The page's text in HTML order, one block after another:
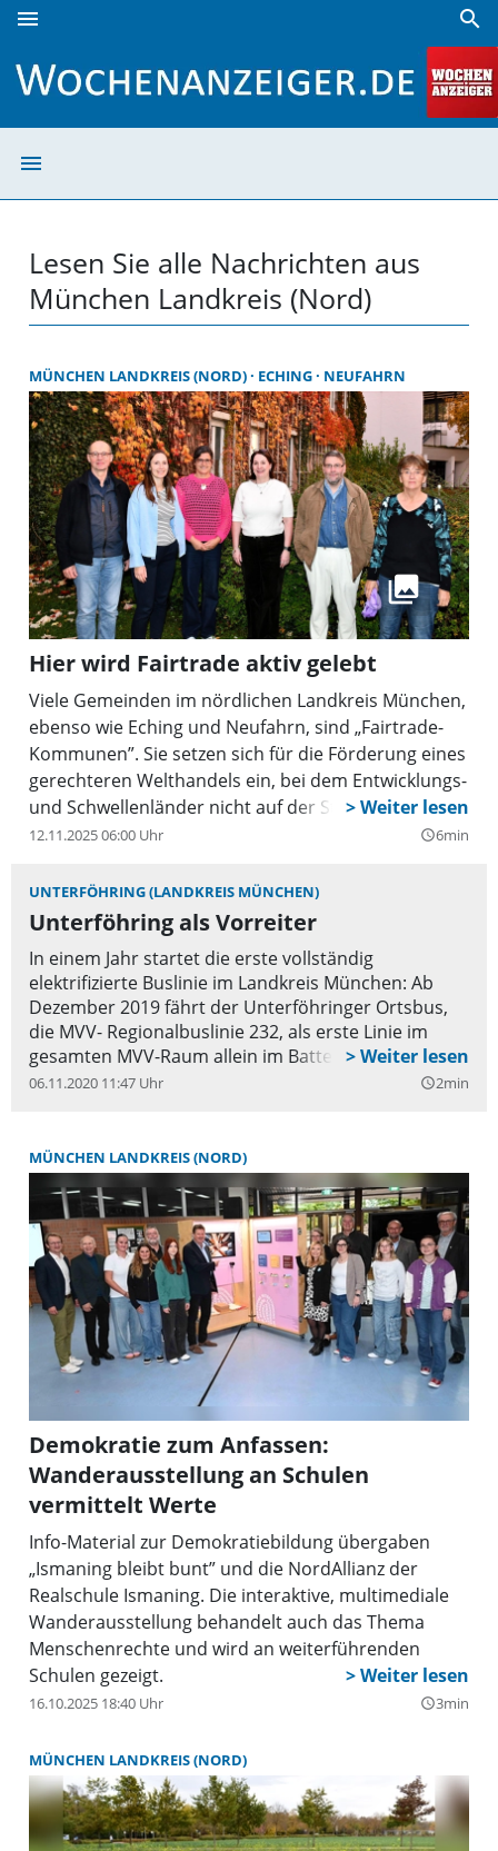
menu search
menu
Lesen Sie alle Nachrichten aus
München Landkreis (Nord)
MÜNCHEN LANDKREIS (NORD) ECHING NEUFAHRN
Hier wird Fairtrade aktiv gelebt
Viele Gemeinden im nördlichen Landkreis München,
ebenso wie Eching und Neufahrn, sind „Fairtrade-
Kommunen”. Sie setzen sich für die Förderung eines
gerechteren Welthandels ein, bei dem Entwicklungs-
und Schwellenländer nicht auf der Strecke bleiben.
12.11.2025 06:00 Uhr query_builder6min
UNTERFÖHRING (LANDKREIS MÜNCHEN)
Unterföhring als Vorreiter
In einem Jahr startet die erste vollständig
elektrifizierte Buslinie im Landkreis München: Ab
Dezember 2019 fährt der Unterföhringer Ortsbus,
die MVV- Regionalbuslinie 232, als erste Linie im
gesamten MVV-Raum allein im Batteriebetrieb.
06.11.2020 11:47 Uhr query_builder2min
MÜNCHEN LANDKREIS (NORD)
Demokratie zum Anfassen:
Wanderausstellung an Schulen
vermittelt Werte
Info-Material zur Demokratiebildung übergaben
„Ismaning bleibt bunt” und die NordAllianz der
Realschule Ismaning. Die interaktive, multimediale
Wanderausstellung behandelt auch das Thema
Menschenrechte und wird an weiterführenden
Schulen gezeigt.
16.10.2025 18:40 Uhr query_builder3min
MÜNCHEN LANDKREIS (NORD)